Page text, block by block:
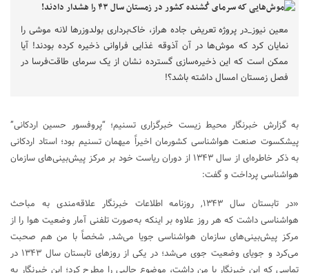
معین نیوز_در پروژه تعریض جاده هراز، خاک‌برداری بولدوزرها لانه موشی را
نمایان کرد که موش‌ها در آن آذوقه غذایی فراوانی ذخیره کرده بودند! آیا
ممکن است که این ذخیره‌سازی گسترده نشان از یک سرمای طاقت‌فرسا در
فصل زمستان امسال داشته باشد؟!
به گزارش خبرنگار محیط زیست خبرگزاری تسنیم؛ “پروفسور حسین اردکانی”
پیشکسوت صنعت هواشناسی کشورمان اخیراً میهمان تسنیم بود؛ استاد اردکانی
به ذکر خاطره‌ای از سال ۱۳۴۳ از دوران ریاست خود بر مرکز پیش‌بینی‌های سازمان
هواشناسی پرداخت و گفت:
«در تابستان سال ۱۳۴۳, روزنامه اطلاعات خبرنگار علاقه‌مندی به مباحث
هواشناسی داشت که هر روز علاوه بر اینکه به‌صورت تلفنی آمار وضعیت هوا را از
مرکز پیش‌بینی‌های سازمان هواشناسی جویا می‌شد, شخصاً با من هم صحبت
می‌کرد و جویای وضعیت جوی می‌شد؛ در یکی از روزهای تابستان سال ۱۳۴۳ در